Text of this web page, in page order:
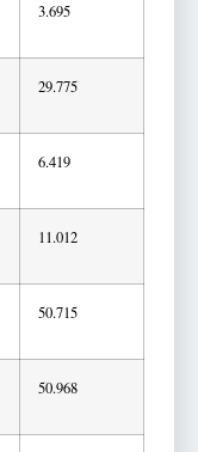
3.695
29.775
6.419
11.012
50.715
50.968